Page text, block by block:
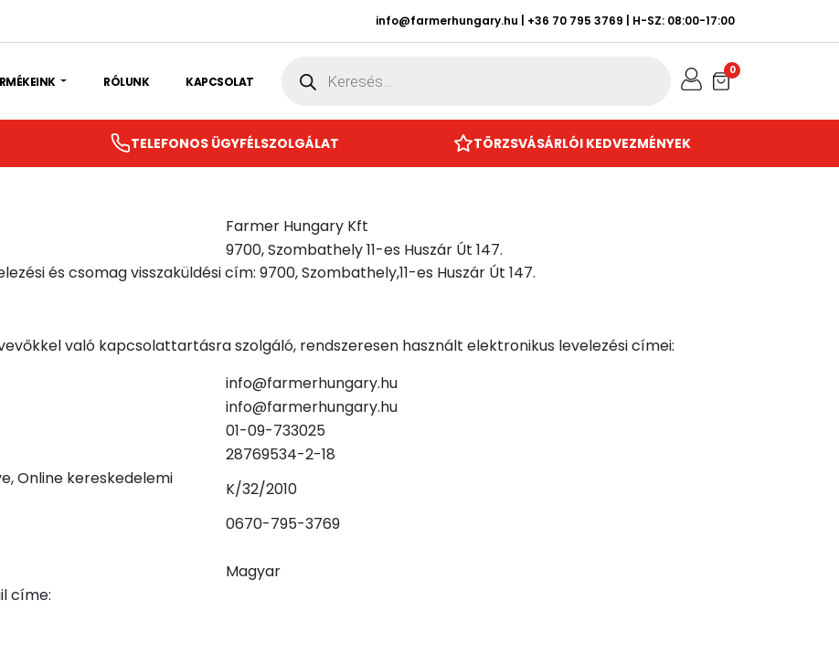
info@farmerhungary.hu +36 70 795 3769 | H-SZ: 08:00-17:00
RÓLUNK KAPCSOLAT search 0
TELEFONOS ÜGYFÉLSZOLGÁLAT TÖRZSVÁSÁRLÓI KEDVEZMÉNYEK
Farmer Hungary Kft
9700, Szombathely 11-es Huszár Út 147.
és csomag visszaküldési cím: 9700, Szombathely,11-es Huszár Út 147.
való kapcsolattartásra szolgáló, rendszeresen használt elektronikus levelezési címei:
info@farmerhungary.hu
info@farmerhungary.hu
01-09-733025
28769534-2-18
Online kereskedelemi
K/32/2010
0670-795-3769
Magyar
címe: